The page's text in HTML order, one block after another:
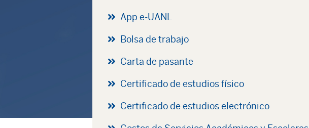
App e-UANL
Bolsa de trabajo
Carta de pasante
Certificado de estudios físico
Certificado de estudios electrónico